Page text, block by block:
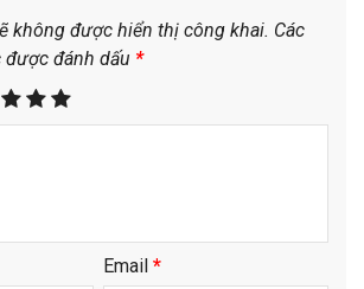
không được hiển thị công khai. Các
đánh dấu *
Email *